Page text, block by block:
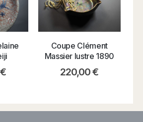
€
Coupe Clément
Massier lustre 1890
220,00€